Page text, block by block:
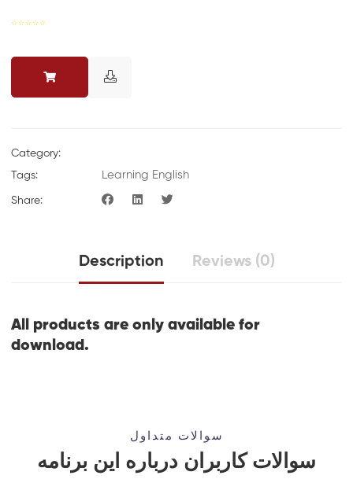
☆
☆
☆
☆
☆
Category:
Tags:
Learning English
Share:
Description Reviews (0)
All products are only available for
download.
سوالات متداول
سوالات کاربران درباره این برنامه